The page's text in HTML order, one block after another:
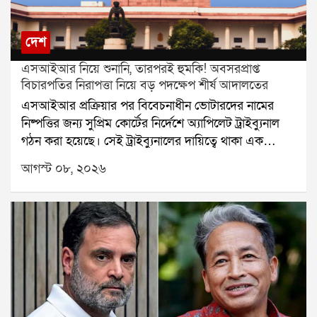
দেশ
এসআইআর নিয়ে শুনানি, তারপরই হুমকি! অবসরপ্রাপ্ত
বিচারপতির নিরাপত্তা নিয়ে বড় পদক্ষেপ শীর্ষ আদালতের
এসআইআর প্রক্রিয়ার পর বিবেচনাধীন ভোটারদের নামের
নিষ্পত্তির জন্য সুপ্রিম কোর্টের নির্দেশে অ্যাপিলেট ট্রাইব্যুনাল
গঠন করা হয়েছে। সেই ট্রাইব্যুনালের দায়িত্বে থাকা এক
অবসরপ্রাপ্ত বিচারপতির নিরাপত্তা নিয়ে এবার প্রশ্ন উঠল।
হুমকি, পথ দুর্ঘটনা এবং বাড়িতে চিঠি আসার অভিযোগের পর
বিষয়টি পৌঁছল সুপ্রিম কোর্টে। এবার নিরাপত্তার বিষয়টি
খতিয়ে দেখে প্রয়োজনীয় ব্যবস্থা নেওয়ার জন্য কলকাতা
হাইকোর্টের প্রধান বিচারপতিকে নির্দেশ দিল শীর্ষ আদালত।
অবসরপ্রাপ্ত ওই বিচারপতির ছেলে তাঁর বাবার নিরাপত্তা নিয়ে
সুপ্রিম কোর্টে আবেদন করেন। আবেদনে বলা হয়, এসআইআর
সংক্রান্ত আপিলের শুনানির দায়িত্ব পালন করতে গিয়ে তাঁর
বাবা এবং পরিবারের সদস্যরা হুমকির মুখে পড়ছেন। সরকারি
আগস্ট ০৮, ২০২৬